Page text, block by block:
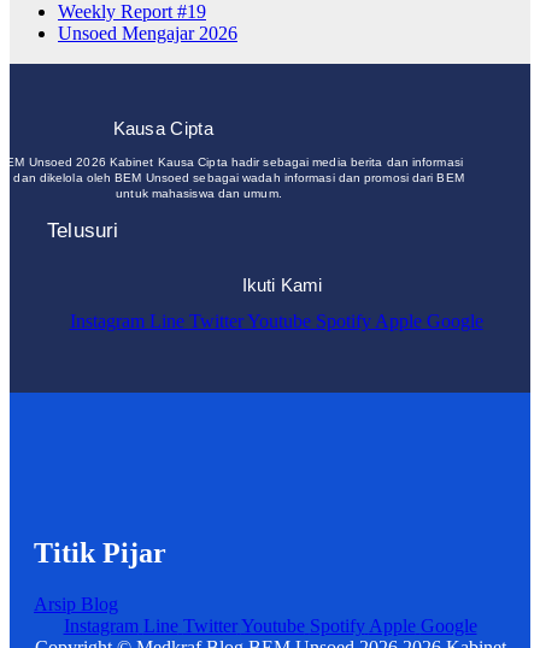
Weekly Report #19
Unsoed Mengajar 2026
Kausa Cipta
Unsoed 2026 Kabinet Kausa Cipta hadir sebagai media berita dan informasi
dan dikelola oleh BEM Unsoed sebagai wadah informasi dan promosi dari BEM
untuk mahasiswa dan umum.
Telusuri
Ikuti Kami
Instagram Line Twitter Youtube Spotify Apple Google
Titik Pijar
Arsip Blog
Instagram Line Twitter Youtube Spotify Apple Google